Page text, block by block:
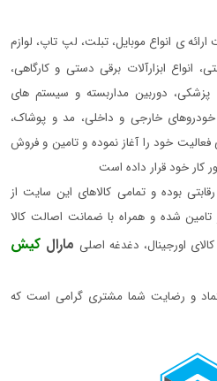
ی انواع موبایل، تبلت، لپ تاپ، لوازم
انواع ابزارآلات برقی دستی و کارگاهی،
پزشکی، دوربین مداربسته و سیستم های
خودروهای خارجی و داخلی، مد و پوشاک،
خود را آغاز نموده و تامین و فروش
کار خود قرار داده است
بوده و تمامی کالاهای این سایت از
تامین شده و همراه با ضمانت اصالت کالا
اورجینال، دغدغه اصلی مارال کیش
و رضایت شما مشتری گرامی است که